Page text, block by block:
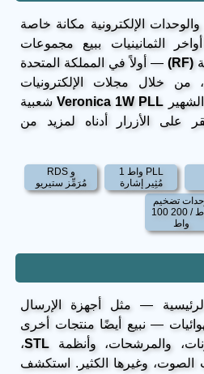
الإلكترونية مكانة خاصة
الثمانينيات ببيع مجموعات
(RF)
— أولاً في المملكة المتحدة
من خلال مجلات الإلكترونيات
Veronica 1W PLLشعبية
على الأزرار أدناه لمزيد من
RDS و
مُرَمِّز ستيريو
1 واط PLL
مُثِير إشارة
تضخيم
100 واط / 200
واط
— مثل أجهزة الإرسال
— نبيع أيضًا منتجات أخرى
والمرشحات، وأنظمةSTL،
وغيرها الكثير. استكشف